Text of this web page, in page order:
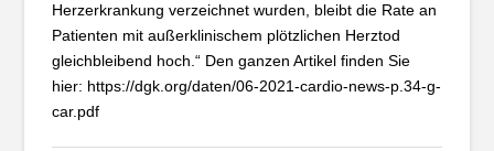
Herzerkrankung verzeichnet wurden, bleibt die Rate an
Patienten mit außerklinischem plötzlichen Herztod
gleichbleibend hoch.“ Den ganzen Artikel finden Sie
hier: https://dgk.org/daten/06-2021-cardio-news-p.34-g-
car.pdf